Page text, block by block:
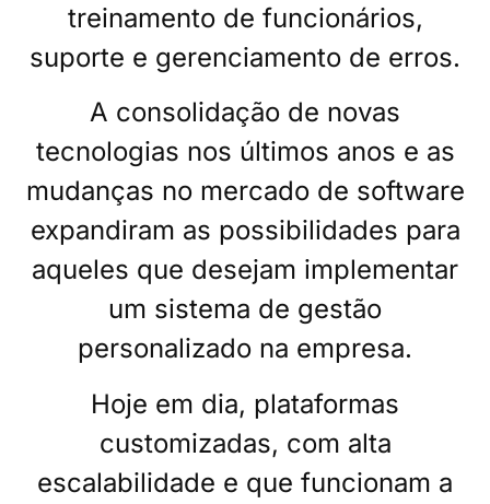
treinamento de funcionários,
suporte e gerenciamento de erros.
A consolidação de novas
tecnologias nos últimos anos e as
mudanças no mercado de software
expandiram as possibilidades para
aqueles que desejam implementar
um sistema de gestão
personalizado na empresa.
Hoje em dia, plataformas
customizadas, com alta
escalabilidade e que funcionam a